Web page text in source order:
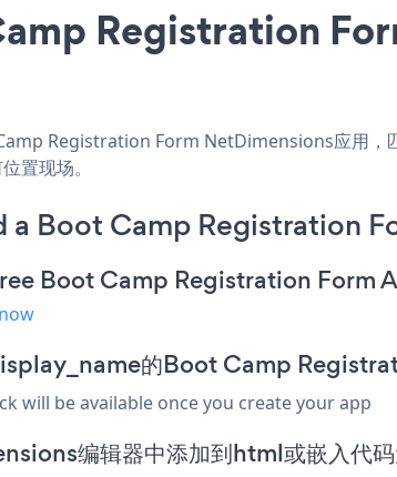
Registration
Registration Form NetDimensions应用，
置现场。
a Boot Camp Registration
Boot Camp Registration Form
的Boot Camp
will be available once you create your app
编辑器中添加到html或嵌入代